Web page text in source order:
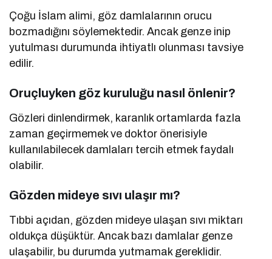
Çoğu İslam alimi, göz damlalarının orucu
bozmadığını söylemektedir. Ancak genze inip
yutulması durumunda ihtiyatlı olunması tavsiye
edilir.
Oruçluyken göz kuruluğu nasıl önlenir?
Gözleri dinlendirmek, karanlık ortamlarda fazla
zaman geçirmemek ve doktor önerisiyle
kullanılabilecek damlaları tercih etmek faydalı
olabilir.
Gözden mideye sıvı ulaşır mı?
Tıbbi açıdan, gözden mideye ulaşan sıvı miktarı
oldukça düşüktür. Ancak bazı damlalar genze
ulaşabilir, bu durumda yutmamak gereklidir.